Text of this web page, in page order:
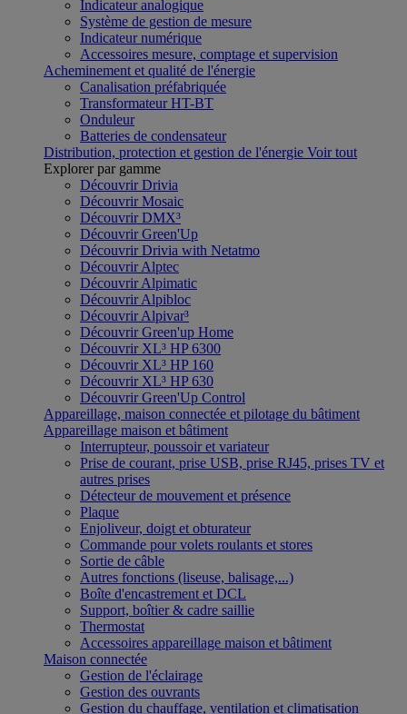
Indicateur analogique
Système de gestion de mesure
Indicateur numérique
Accessoires mesure, comptage et supervision
Acheminement et qualité de l'énergie
Canalisation préfabriquée
Transformateur HT-BT
Onduleur
Batteries de condensateur
Distribution, protection et gestion de l'énergie Voir tout
Explorer par gamme
Découvrir Drivia
Découvrir Mosaic
Découvrir DMX³
Découvrir Green'Up
Découvrir Drivia with Netatmo
Découvrir Alptec
Découvrir Alpimatic
Découvrir Alpibloc
Découvrir Alpivar³
Découvrir Green'up Home
Découvrir XL³ HP 6300
Découvrir XL³ HP 160
Découvrir XL³ HP 630
Découvrir Green'Up Control
Appareillage, maison connectée et pilotage du bâtiment
Appareillage maison et bâtiment
Interrupteur, poussoir et variateur
Prise de courant, prise USB, prise RJ45, prises TV et
autres prises
Détecteur de mouvement et présence
Plaque
Enjoliveur, doigt et obturateur
Commande pour volets roulants et stores
Sortie de câble
Autres fonctions (liseuse, balisage,...)
Boîte d'encastrement et DCL
Support, boîtier & cadre saillie
Thermostat
Accessoires appareillage maison et bâtiment
Maison connectée
Gestion de l'éclairage
Gestion des ouvrants
Gestion du chauffage, ventilation et climatisation